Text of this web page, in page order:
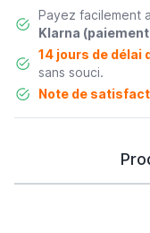
Payez facilement
Klarna
14 jours de délai
sans souci.
Note de